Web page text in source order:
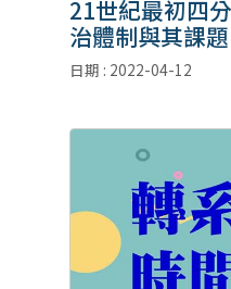
21世紀最初四
治體制與其課題
日期 : 2022-04-12